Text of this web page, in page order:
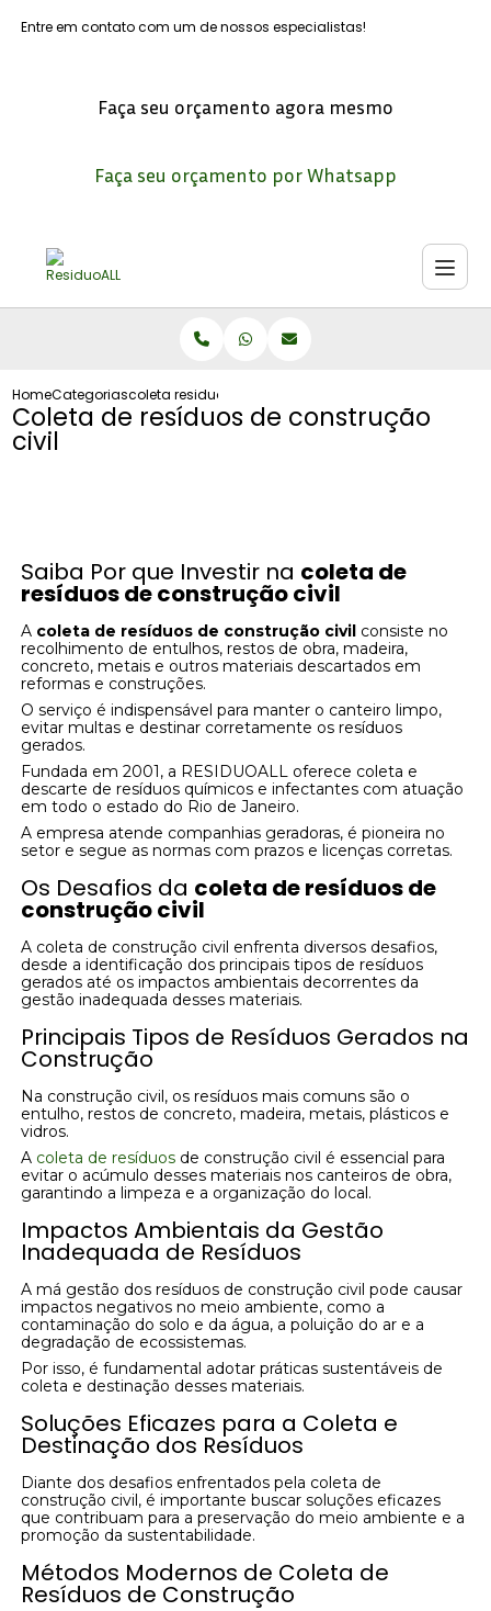
Entre em contato com um de nossos especialistas!
Faça seu orçamento agora mesmo
Faça seu orçamento por Whatsapp
HomeCategoriascoleta residuos construcao civil
Coleta de resíduos de construção
civil
Saiba Por que Investir na coleta de
resíduos de construção civil
A coleta de resíduos de construção civil consiste no
recolhimento de entulhos, restos de obra, madeira,
concreto, metais e outros materiais descartados em
reformas e construções.
O serviço é indispensável para manter o canteiro limpo,
evitar multas e destinar corretamente os resíduos
gerados.
Fundada em 2001, a RESIDUOALL oferece coleta e
descarte de resíduos químicos e infectantes com atuação
em todo o estado do Rio de Janeiro.
A empresa atende companhias geradoras, é pioneira no
setor e segue as normas com prazos e licenças corretas.
Os Desafios da coleta de resíduos de
construção civil
A coleta de construção civil enfrenta diversos desafios,
desde a identificação dos principais tipos de resíduos
gerados até os impactos ambientais decorrentes da
gestão inadequada desses materiais.
Principais Tipos de Resíduos Gerados na
Construção
Na construção civil, os resíduos mais comuns são o
entulho, restos de concreto, madeira, metais, plásticos e
vidros.
A coleta de resíduos de construção civil é essencial para
evitar o acúmulo desses materiais nos canteiros de obra,
garantindo a limpeza e a organização do local.
Impactos Ambientais da Gestão
Inadequada de Resíduos
A má gestão dos resíduos de construção civil pode causar
impactos negativos no meio ambiente, como a
contaminação do solo e da água, a poluição do ar e a
degradação de ecossistemas.
Por isso, é fundamental adotar práticas sustentáveis de
coleta e destinação desses materiais.
Soluções Eficazes para a Coleta e
Destinação dos Resíduos
Diante dos desafios enfrentados pela coleta de
construção civil, é importante buscar soluções eficazes
que contribuam para a preservação do meio ambiente e a
promoção da sustentabilidade.
Métodos Modernos de Coleta de
Resíduos de Construção